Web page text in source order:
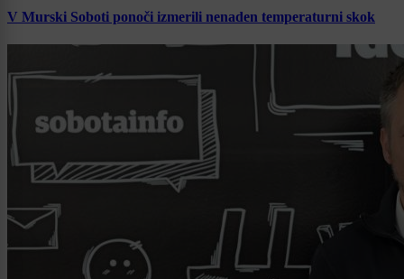
V Murski Soboti ponoči izmerili nenaden temperaturni skok